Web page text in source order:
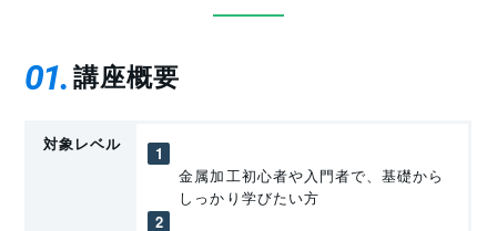
01 講座概要
対象レベル
金属加工初心者や入門者で、基礎から
しっかり学びたい方